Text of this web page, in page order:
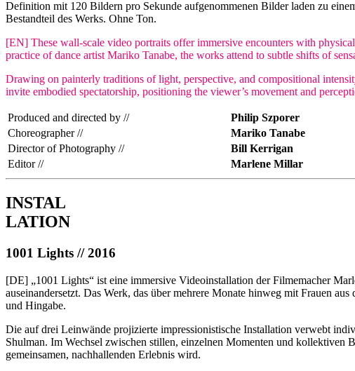
Definition mit 120 Bildern pro Sekunde aufgenommenen Bilder laden zu
Bestandteil des Werks. Ohne Ton.
[EN] These wall-scale video portraits offer immersive encounters with
practice of dance artist Mariko Tanabe, the works attend to subtle shifts of
Drawing on painterly traditions of light, perspective, and compositional
invite embodied spectatorship, positioning the viewer’s movement and
Produced and directed by //
Philip Szporer
Choreographer //
Mariko Tanabe
Director of Photography //
Bill Kerrigan
Editor //
Marlene Millar
INSTAL
LATION
1001 Lights // 2016
[DE] „1001 Lights“ ist eine immersive Videoinstallation der Filmemacher
auseinandersetzt. Das Werk, das über mehrere Monate hinweg mit Frauen
und Hingabe.
Die auf drei Leinwände projizierte impressionistische Installation verwebt
Shulman. Im Wechsel zwischen stillen, einzelnen Momenten und kollektiven
gemeinsamen, nachhallenden Erlebnis wird.